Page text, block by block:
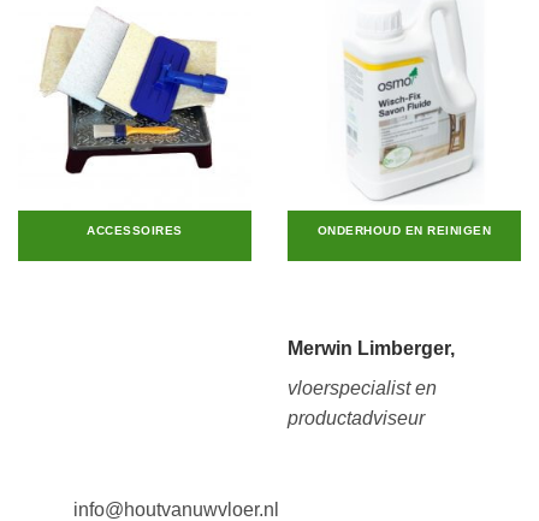
ACCESSOIRES ONDERHOUD EN REINIGEN
Merwin Limberger,
vloerspecialist en